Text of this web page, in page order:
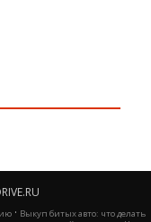
· Выкуп битых авто: что делать